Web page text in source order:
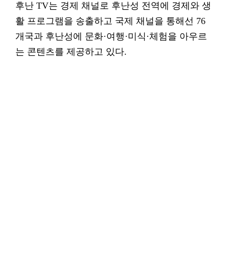
후난 TV는 경제 채널로 후난성 전역에 경제와 생
활 프로그램을 송출하고 국제 채널을 통해선 76
개국과 후난성에 문화·여행·미식·체험을 아우르
는 콘텐츠를 제공하고 있다.